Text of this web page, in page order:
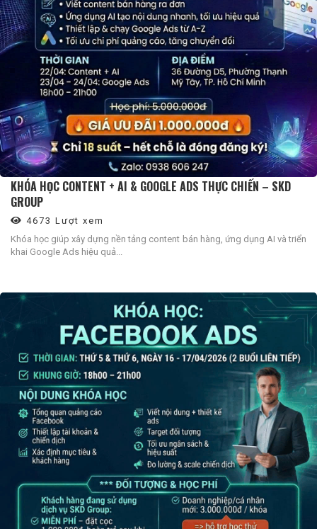
KHÓA HỌC CONTENT + AI & GOOGLE ADS THỰC CHIẾN – SKD
GROUP
4673 Lượt xem
Khóa học giúp xây dựng nền tảng content bán hàng, ứng dụng AI và triển
khai Google Ads hiệu quả...